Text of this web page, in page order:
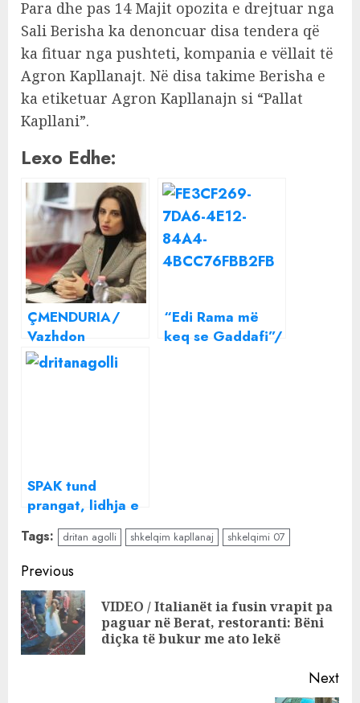
Para dhe pas 14 Majit opozita e drejtuar nga
Sali Berisha ka denoncuar disa tendera që
ka fituar nga pushteti, kompania e vëllait të
Agron Kapllanajt. Në disa takime Berisha e
ka etiketuar Agron Kapllanajn si “Pallat
Kapllani”.
Lexo Edhe:
ÇMENDURIA/
Vazhdon
“dashuria” mes
Sakos dhe “Rajli
“Edi Rama më
keq se Gaddafi”/
SPAK tund
prangat, lidhja e
dyshimtë Dritan
Agolli-Endrit Maçi
në qarqet fetare
të Tiranës dhe
roli i Alfio
Rrotanit në
tenderin
skandaloz
Tags: dritan agolli shkelqim kapllanaj shkelqimi 07
Continue
Reading
Previous
VIDEO / Italianët ia fusin vrapit pa
paguar në Berat, restoranti: Bëni
diçka të bukur me ato lekë
Next